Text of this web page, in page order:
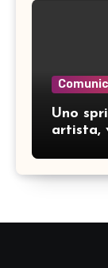
Uno
artista,